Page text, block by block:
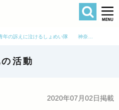
全国革新懇
検索
活動
2020年07月02日掲載